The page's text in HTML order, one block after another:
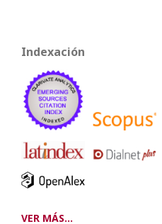
Indexación
VER MÁS...